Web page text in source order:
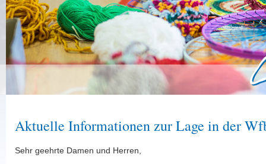
Aktuelle Informationen zur Lage in der
Sehr geehrte Damen und Herren,